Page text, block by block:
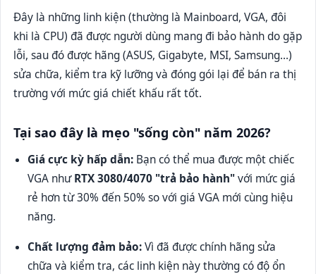
Đây là những linh kiện (thường là Mainboard, VGA, đôi
khi là CPU) đã được người dùng mang đi bảo hành do gặp
lỗi, sau đó được hãng (ASUS, Gigabyte, MSI, Samsung...)
sửa chữa, kiểm tra kỹ lưỡng và đóng gói lại để bán ra thị
trường với mức giá chiết khấu rất tốt.
Tại sao đây là mẹo "sống còn" năm 2026?
Giá cực kỳ hấp dẫn: Bạn có thể mua được một chiếc
VGA nhưRTX 3080/4070 "trả bảo hành"với mức giá
rẻ hơn từ 30% đến 50% so với giá VGA mới cùng hiệu
năng.
Chất lượng đảm bảo:Vì đã được chính hãng sửa
chữa và kiểm tra, các linh kiện này thường có độ ổn